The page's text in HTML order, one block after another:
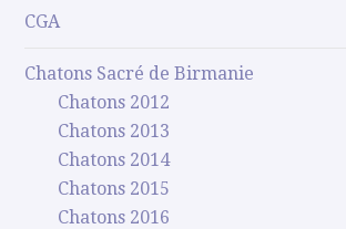
CGA
Chatons Sacré de Birmanie
Chatons 2012
Chatons 2013
Chatons 2014
Chatons 2015
Chatons 2016